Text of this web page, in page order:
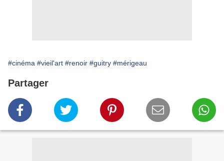
#cinéma #vieil'art #renoir #guitry #mérigeau
Partager